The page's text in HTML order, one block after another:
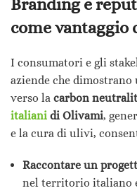
Branding e
come
I consumatori e gli
aziende che
verso la carbon
italiani di Olivami,
e la cura di ulivi,
Raccontare un
nel territorio italiano